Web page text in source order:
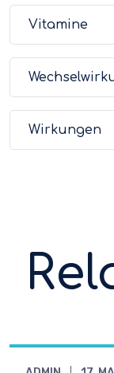
Vitamine
Wirkungen